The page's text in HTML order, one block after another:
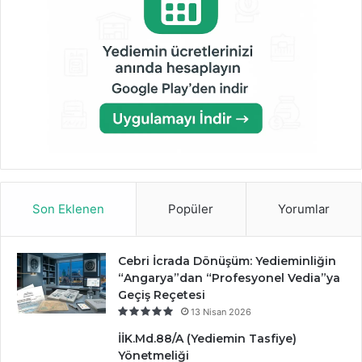
Son Eklenen Popüler Yorumlar
Cebri İcrada Dönüşüm: Yedieminliğin
“Angarya”dan “Profesyonel Vedia”ya
Geçiş Reçetesi
13 Nisan 2026
İİK.Md.88/A (Yediemin Tasfiye)
Yönetmeliği